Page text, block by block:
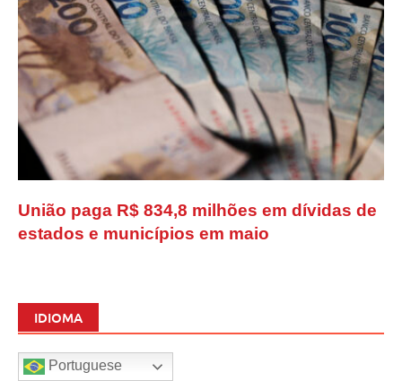
União paga R$ 834,8 milhões em dívidas de
estados e municípios em maio
IDIOMA
Portuguese